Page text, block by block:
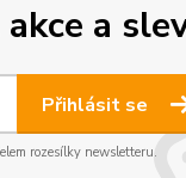
a
Přihlásit se
rozesílky newsletteru.